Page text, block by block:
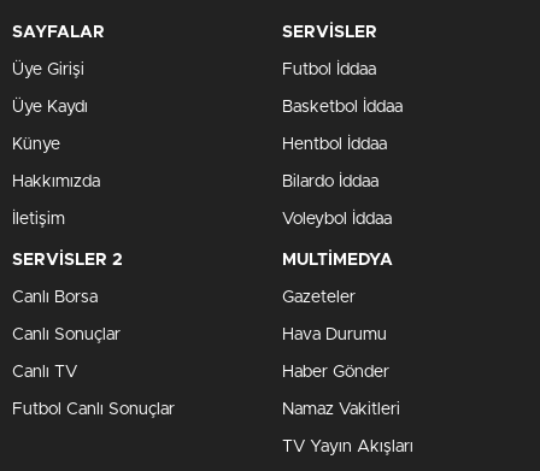
SAYFALAR
Üye Girişi
Üye Kaydı
Künye
Hakkımızda
İletişim
SERVİSLER
Futbol İddaa
Basketbol İddaa
Hentbol İddaa
Bilardo İddaa
Voleybol İddaa
SERVİSLER 2
Canlı Borsa
Canlı Sonuçlar
Canlı TV
Futbol Canlı Sonuçlar
MULTİMEDYA
Gazeteler
Hava Durumu
Haber Gönder
Namaz Vakitleri
TV Yayın Akışları